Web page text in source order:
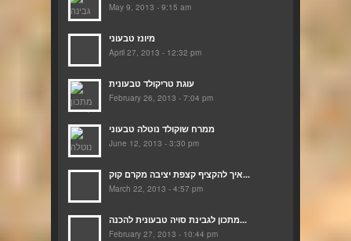
May 9, 2013 - 9:15 am
מיונז טבעוני
April 27, 2013 - 12:32 pm
עוגת טריקולד טבעונית
February 26, 2013 - 7:04 pm
ממרח שוקולד נוטלה טבעוני
June 12, 2013 - 3:30 pm
איך להקציף קצפת יציבה מקרם קוק...
March 22, 2013 - 4:57 pm
מתכון לגבינת סויה טבעונית להכנה...
February 27, 2013 - 10:44 pm